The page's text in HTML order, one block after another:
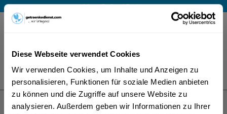
Diese Webseite verwendet Cookies
Wir verwenden Cookies, um Inhalte und Anzeigen zu
personalisieren, Funktionen für soziale Medien anbieten
zu können und die Zugriffe auf unsere Website zu
analysieren. Außerdem geben wir Informationen zu Ihrer
Mo – Fr 9 – 17 Uhr
Menü
Bestellung widerrufen
Es gilt unsere Datenschutzerklärung